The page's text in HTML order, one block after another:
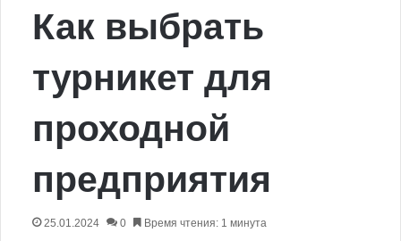
Как выбрать
турникет для
проходной
предприятия
25.01.2024 0 Время чтения: 1 минута